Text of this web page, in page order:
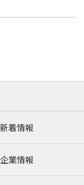
新着情報
企業情報